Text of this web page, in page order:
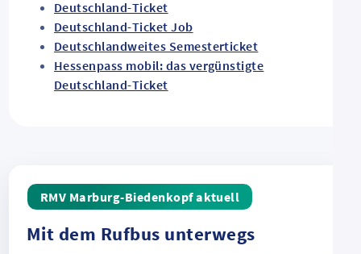
Deutschland-Ticket
Deutschland-Ticket Job
Deutschlandweites Semesterticket
Hessenpass mobil: das vergünstigte
Deutschland-Ticket
RMV Marburg-Biedenkopf aktuell
Mit dem Rufbus unterwegs